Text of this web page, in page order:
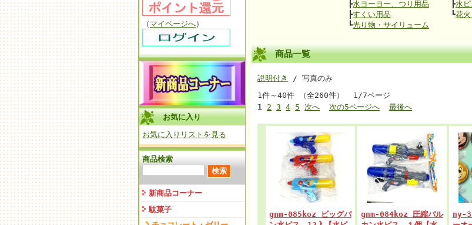
（ マイページへ）
お気に入り
お気に入りリストを見る
商品検索
新商品コーナー
駄菓子
┣水ヨーヨー、つり用品
┣すくい用品
┗光り物・サイリューム
┣水
┗花火
商品一覧
説明付き
/ 写真のみ
1件～40件 （全260件） 1/7ページ
1 2 3 4 5 次へ 次の5ページへ 最後へ
gnm-085koz ビッグバ
gnm-084koz 圧縮バル
ny-